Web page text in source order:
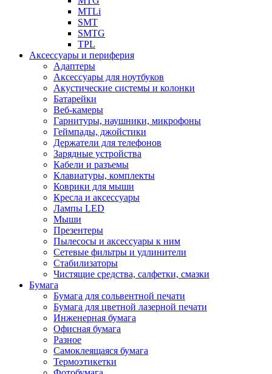
MTLi
SMT
SMTG
TPL
Аксессуары и периферия
Адаптеры
Аксессуары для ноутбуков
Акустические системы и колонки
Батарейки
Веб-камеры
Гарнитуры, наушники, микрофоны
Геймпады, джойстики
Держатели для телефонов
Зарядные устройства
Кабели и разъемы
Клавиатуры, комплекты
Коврики для мыши
Кресла и аксессуары
Лампы LED
Мыши
Презентеры
Пылесосы и аксессуары к ним
Сетевые фильтры и удлинители
Стабилизаторы
Чистящие средства, салфетки, смазки
Бумага
Бумага для сольвентной печати
Бумага для цветной лазерной печати
Инженерная бумага
Офисная бумага
Разное
Самоклеящаяся бумага
Термоэтикетки